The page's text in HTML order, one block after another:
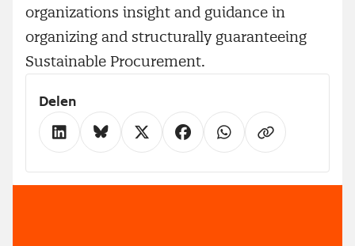
organizations insight and guidance in
organizing and structurally guaranteeing
Sustainable Procurement.
Delen